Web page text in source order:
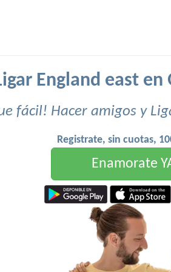
England east en
fácil! Hacer amigos y
Registrate, sin cuotas,
Enamorate